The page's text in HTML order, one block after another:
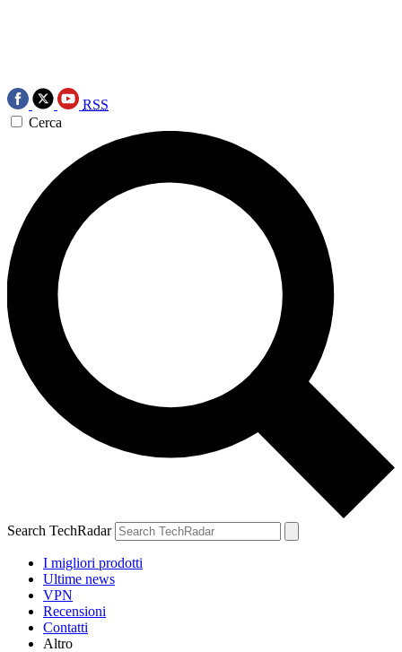
RSS
Cerca
Search TechRadar
I migliori prodotti
Ultime news
VPN
Recensioni
Contatti
Altro